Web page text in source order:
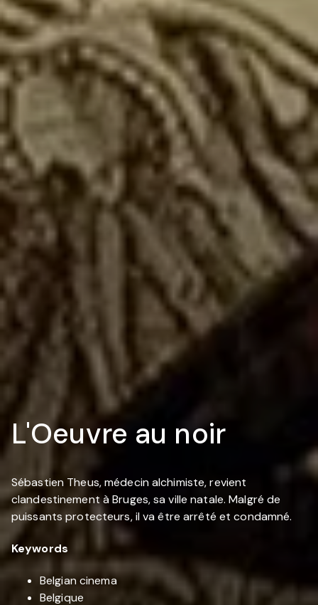
L'Oeuvre au noir
Sébastien Theus, médecin alchimiste, revient
clandestinement à Bruges, sa ville natale. Malgré de
puissants protecteurs, il va être arrêté et condamné.
Keywords
Belgian cinema
Belgique